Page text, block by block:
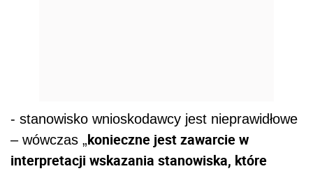
- stanowisko wnioskodawcy jest nieprawidłowe
– wówczas „konieczne jest zawarcie w
interpretacji wskazania stanowiska, które